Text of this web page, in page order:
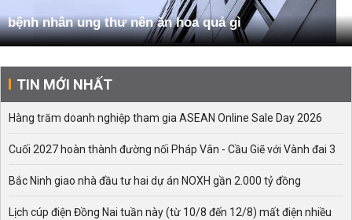
bệnh nhân ung thư nên ăn hoa quả gì
TIN MỚI NHẤT
Hàng trăm doanh nghiệp tham gia ASEAN Online Sale Day 2026
Cuối 2027 hoàn thành đường nối Pháp Vân - Cầu Giẽ với Vành đai 3
Bắc Ninh giao nhà đầu tư hai dự án NOXH gần 2.000 tỷ đồng
Lịch cúp điện Đồng Nai tuần này (từ 10/8 đến 12/8) mất điện nhiều